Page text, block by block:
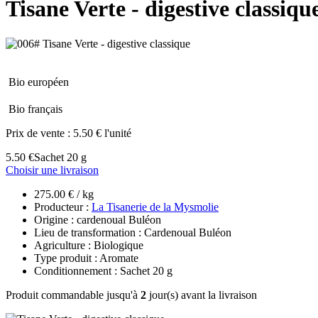
Tisane Verte - digestive
Bio européen
Bio français
Prix de vente : 5.50 € l'unité
5.50 €Sachet 20 g
Choisir une livraison
275.00 € / kg
Producteur : La Tisanerie de la Mysmolie
Origine : cardenoual Buléon
Lieu de transformation : Cardenoual Buléon
Agriculture : Biologique
Type produit : Aromate
Conditionnement : Sachet 20 g
Produit commandable jusqu'à 2 jour(s) avant la livraison